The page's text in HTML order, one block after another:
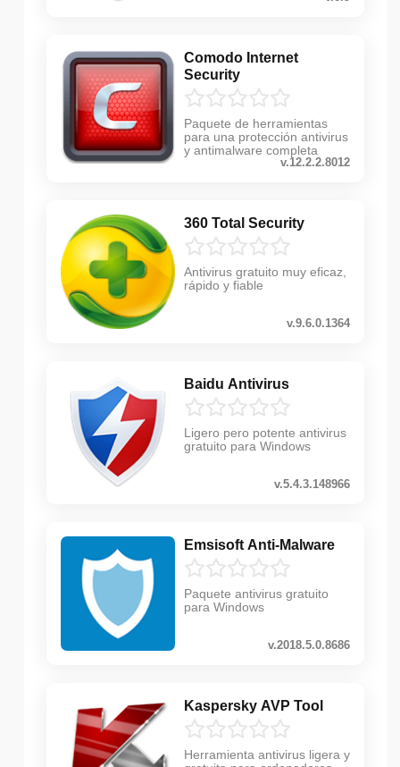
Comodo Internet
Security
Paquete de herramientas
para una protección antivirus
y antimalware completa
v.12.2.2.8012
360 Total Security
Antivirus gratuito muy eficaz,
rápido y fiable
v.9.6.0.1364
Baidu Antivirus
Ligero pero potente antivirus
gratuito para Windows
v.5.4.3.148966
Emsisoft Anti-Malware
Paquete antivirus gratuito
para Windows
v.2018.5.0.8686
Kaspersky AVP Tool
Herramienta antivirus ligera y